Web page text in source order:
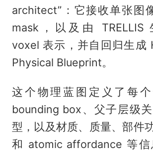
architect”：它接收单张图
mask，以及由 TRELLIS
voxel 表示，并自回归生成
Physical Blueprint。
这个物理蓝图定义了每
bounding box、父子层级
型，以及材质、质量、部件
和 atomic affordance 等